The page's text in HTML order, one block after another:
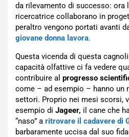
da rilevamento di successo: ora
ricercatrice collaborano in
peraltro vengono portati avanti
giovane donna lavora.
Questa vicenda di questa
capacità olfattive ci fa vedere
contribuire al progresso
come – ad esempio – hanno un
settori. Proprio nei mesi scorsi,
esempio di Jageer, il cane che
“naso” a ritrovare il cadavere di
barbaramente uccisa dal suo